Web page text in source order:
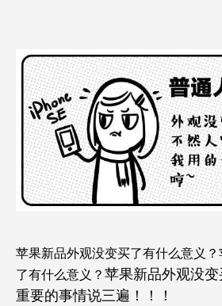
苹果新品外观没变买了有什么意义
了有什么意义？ 苹果新品外观没
重要的事情说三遍！！！